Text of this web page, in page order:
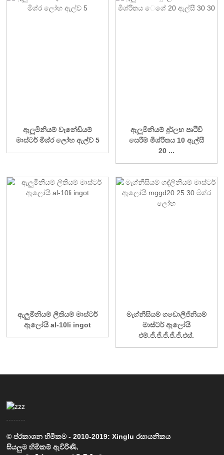
ඇලුමිනියම් වැනේඩියම්
මාස්ටර් මිශ්ර ලෝහ ඇල්ව් 5
ඇලුමිනියම් දුර්ලභ පෘථිවි
සෙරීම් මිශ්රිතය 10 ඇල්සී
20 ...
ඇලුමිනියම් ලිතියම් මාස්ටර්
ඇලෝයි al-10li ingot
මැග්නීසියම් ගඩොලිජිනියම්
මාස්ටර් ඇලෝයි
එම්.ජී.ජී.ජී.ජී.ජී.එස්.
© ප්රකාශන හිමිකම - 2010-2019: Xinglu රසායනිකය
සියලුම හිමිකම් ඇවිරිණි.